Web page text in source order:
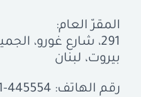
المقرّ العام:
291، شارع غورو، الجميزة
بيروت، لبنان
رقم الهاتف: 445554